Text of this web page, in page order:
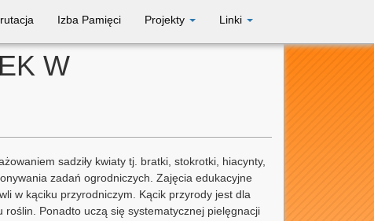
Izba Pamięci Projekty Linki
W
sadziły kwiaty tj. bratki, stokrotki, hiacynty,
zadań ogrodniczych. Zajęcia edukacyjne
w kąciku przyrodniczym. Kącik przyrody jest dla
Ponadto uczą się systematycznej pielęgnacji